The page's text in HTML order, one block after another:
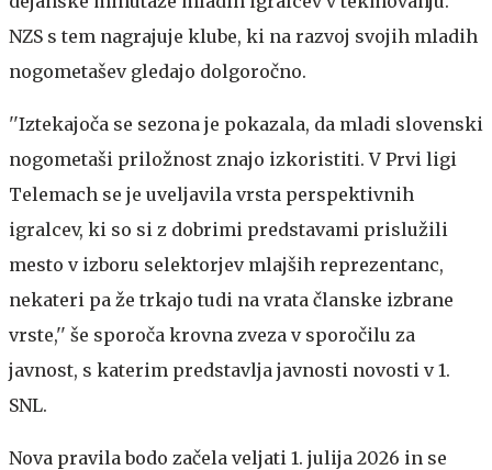
NZS s tem nagrajuje klube, ki na razvoj svojih mladih
nogometašev gledajo dolgoročno.
''Iztekajoča se sezona je pokazala, da mladi slovenski
nogometaši priložnost znajo izkoristiti. V Prvi ligi
Telemach se je uveljavila vrsta perspektivnih
igralcev, ki so si z dobrimi predstavami prislužili
mesto v izboru selektorjev mlajših reprezentanc,
nekateri pa že trkajo tudi na vrata članske izbrane
vrste,'' še sporoča krovna zveza v sporočilu za
javnost, s katerim predstavlja javnosti novosti v 1.
SNL.
Nova pravila bodo začela veljati 1. julija 2026 in se